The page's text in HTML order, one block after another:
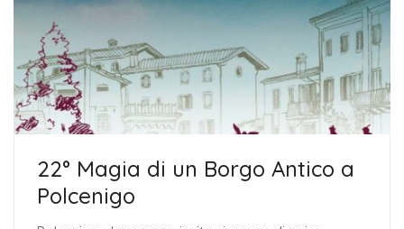
22° Magia di un Borgo Antico a
Polcenigo